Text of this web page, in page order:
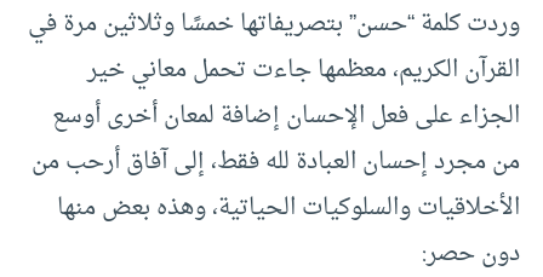
وردت كلمة “حسن” بتصريفاتها خمسًا وثلاثين مرة في
القرآن الكريم، معظمها جاءت تحمل معاني خير
الجزاء على فعل الإحسان إضافة لمعان أخرى أوسع
من مجرد إحسان العبادة لله فقط، إلى آفاق أرحب من
الأخلاقيات والسلوكيات الحياتية، وهذه بعض منها
دون حصر: